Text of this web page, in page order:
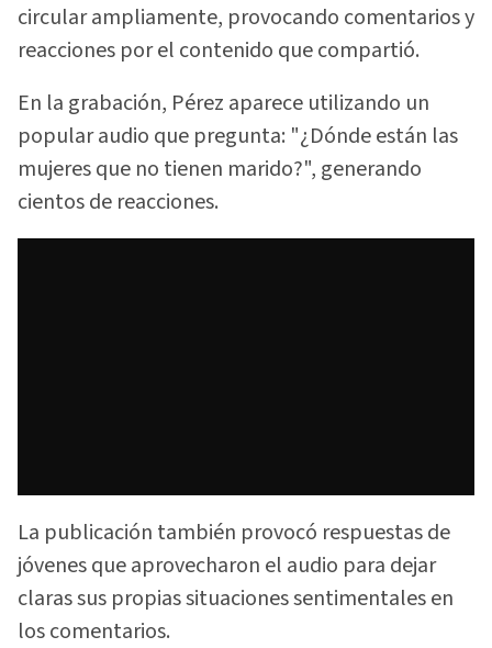
circular ampliamente, provocando comentarios y
reacciones por el contenido que compartió.
En la grabación, Pérez aparece utilizando un
popular audio que pregunta: "¿Dónde están las
mujeres que no tienen marido?", generando
cientos de reacciones.
La publicación también provocó respuestas de
jóvenes que aprovecharon el audio para dejar
claras sus propias situaciones sentimentales en
los comentarios.